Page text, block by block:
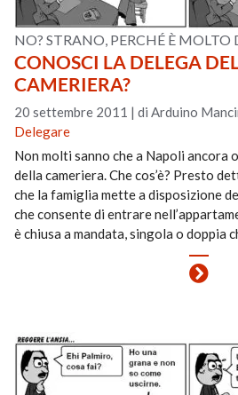
NO? STRANO, PERCHÉ È MOLTO
CONOSCI LA DELEGA
CAMERIERA?
20 settembre 2011 |di Arduino
Delegare
Non molti sanno che a Napoli ancora
della cameriera. Che cos’è? Presto
che la famiglia mette a disposizione
che consente di entrare
è chiusa a mandata, singola o doppia